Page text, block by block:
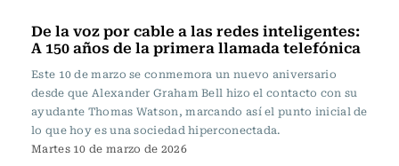
De la voz por cable a las redes inteligentes:
A 150 años de la primera llamada telefónica
Este 10 de marzo se conmemora un nuevo aniversario
desde que Alexander Graham Bell hizo el contacto con su
ayudante Thomas Watson, marcando así el punto inicial de
lo que hoy es una sociedad hiperconectada.
Martes 10 de marzo de 2026